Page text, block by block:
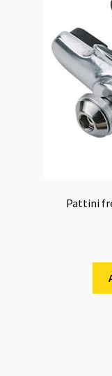
Pattini